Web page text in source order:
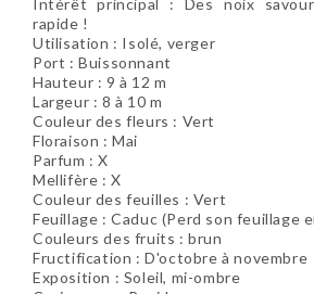
rapide !
Utilisation : Isolé, verger
Port : Buissonnant
Hauteur : 9 à 12 m
Largeur : 8 à 10 m
Couleur des fleurs : Vert
Floraison : Mai
Parfum : X
Mellifère : X
Couleur des feuilles : Vert
Feuillage : Caduc (Perd son feuillage
Couleurs des fruits : brun
Fructification : D'octobre à novembre
Exposition : Soleil, mi-ombre